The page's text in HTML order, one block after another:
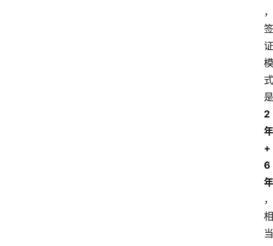
，
签
证
模
式
是
2
年
+
6
年
，
相
当